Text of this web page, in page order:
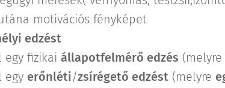
motivációs fényképet
edzést
fizikai állapotfelmérő edzés (melyre
egy erőnléti/zsírégető edzést(melyre